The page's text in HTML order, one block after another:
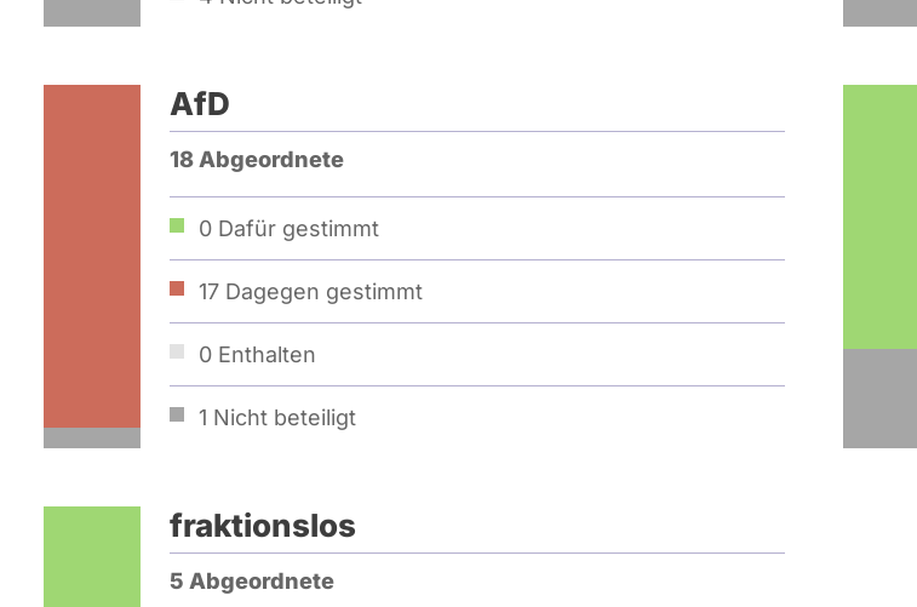
AfD
18 Abgeordnete
0 Dafür gestimmt
17 Dagegen gestimmt
0 Enthalten
1 Nicht beteiligt
fraktionslos
5 Abgeordnete